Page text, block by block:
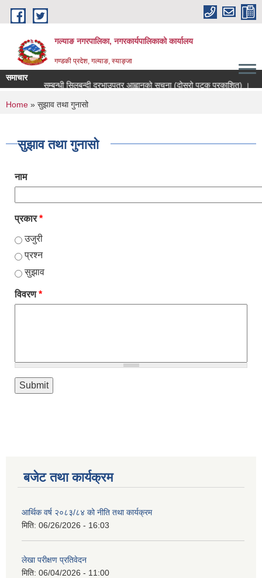
Skip to main content
गल्याङ नगरपालिका, नगरकार्यपालिकाको कार्यालय
गण्डकी प्रदेश, गल्याङ, स्याङ्जा
समाचार
आय ठेक्का सम्बन्धी सिलबन्दी दरभाउपत्र आह्वानको सूचना (दोस्रो पटक प्रकाशित) ।
You are here
Home » सुझाव तथा गुनासो
सुझाव तथा गुनासो
नाम
प्रकार*
उजुरी
प्रश्न
सुझाव
विवरण*
बजेट तथा कार्यक्रम
आर्थिक वर्ष २०८३/८४ को नीति तथा कार्यक्रम
मिति: 06/26/2026 - 16:03
लेखा परीक्षण प्रतिवेदन
मिति: 06/04/2026 - 11:00